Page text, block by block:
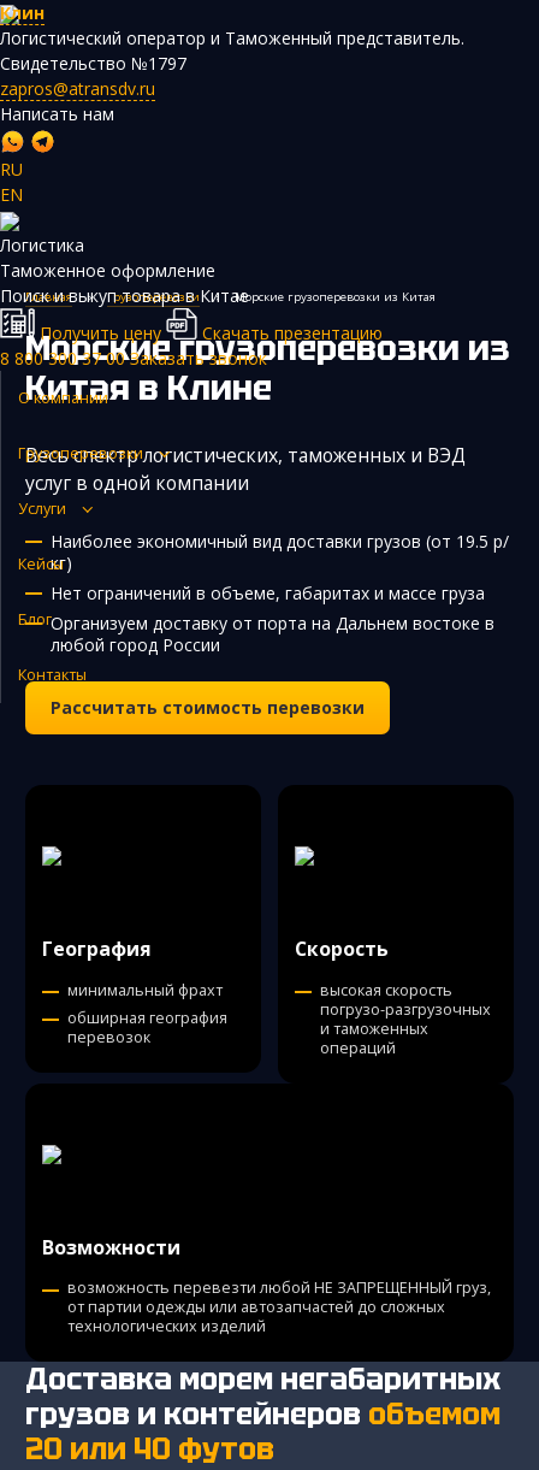
Клин
Логистический оператор и Таможенный представитель.
Свидетельство №1797
zapros@atransdv.ru
Написать нам
RU
EN
Логистика
Таможенное оформление
Поиск и выкуп товара в Китае
Получить цену
Скачать презентацию
8 800 300 37 00 Заказать звонок
О компании
Грузоперевозки
Услуги
Кейсы
Блог
Контакты
Авиаперевозки из Китая
Железнодорожные перевозки из Китая
Контейнерные перевозки из Китая
Морские грузоперевозки из Китая
Сборные грузы из Китая
Закупка и поставка товаров из Китая
Поиск поставщика в Китае
Таможенное оформление
Главная › Грузоперевозки › Морские грузоперевозки из Китая
Морские грузоперевозки из
Китая в Клине
Весь спектр логистических, таможенных и ВЭД
услуг в одной компании
Наиболее экономичный вид доставки грузов (от 19.5 р/
кг)
Нет ограничений в объеме, габаритах и массе груза
Организуем доставку от порта на Дальнем востоке в
любой город России
Рассчитать стоимость перевозки
География
минимальный фрахт
обширная география
перевозок
Скорость
высокая скорость
погрузо-разгрузочных
и таможенных
операций
Возможности
возможность перевезти любой НЕ ЗАПРЕЩЕННЫЙ груз,
от партии одежды или автозапчастей до сложных
технологических изделий
Доставка морем негабаритных
грузов и контейнеров объемом
20 или 40 футов